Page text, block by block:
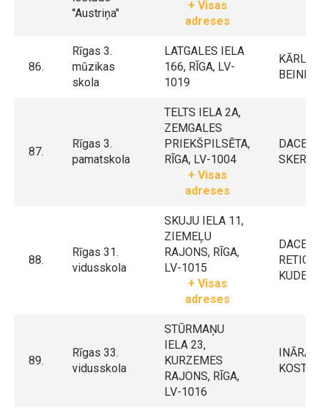
"Austriņa"
+ Visas
adreses
86.
Rīgas 3.
mūzikas
skola
LATGALES IELA
166, RĪGA, LV-
1019
KĀRLIS
87.
Rīgas 3.
pamatskola
TELTS IELA 2A,
ZEMGALES
PRIEKŠPILSĒTA,
RĪGA, LV-1004
+ Visas
adreses
DACE
88.
Rīgas 31.
vidusskola
SKUJU IELA 11,
ZIEMEĻU
RAJONS, RĪGA,
LV-1015
+ Visas
adreses
DACE
RETIGA-
89.
Rīgas 33.
vidusskola
STŪRMAŅU
IELA 23,
KURZEMES
RAJONS, RĪGA,
LV-1016
INĀRA